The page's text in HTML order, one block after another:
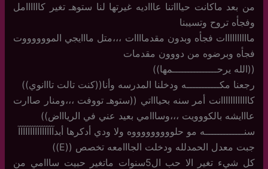
من بعد ماكانت حياااتنا عاااديه غيرتها لنا ستوهـ تغير كاااااامل
وفجأه تروح وتسيبنا
ماااااااااات فجأه وبدون مقدماااات ،،،متل مااايجي المووووووت
فجأه وبرضوه من دووون مقدمات
((الله يرحـــــــــــــــمها))
رجعنا مكـــــــــــه ودخلنا المدرسه وأنا((كنت تالت تااانوي))
كاااااااااااانت أمر سنه بحياااتي ((ستوهـ تووفت ،،،ومنار صاارت
عااايشه بالكووويت ،،،وسااامي بعيد عني في الرياااض))
سنـــــــــــــه مو حلوووووووووه ولا ودي أدكرها أبدآآآآآآآآآآآآآآآ
جبت معدل الحمدلله ودخلت الجااامعه تخصص ((E))
كل شيء تغير الا حب ال5سنوات ماتغير حبيت سااامي من